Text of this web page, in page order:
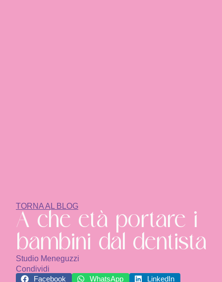
TORNA AL BLOG
A che età portare i
bambini dal dentista
Studio Meneguzzi
Condividi
Facebook
WhatsApp LinkedIn